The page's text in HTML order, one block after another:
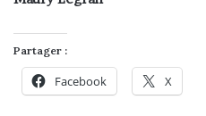
Partager :
Facebook X